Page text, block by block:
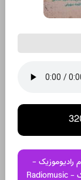
رادیوموزیک -
رادیو موزیک - Radiomusic